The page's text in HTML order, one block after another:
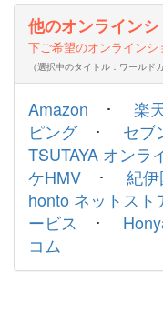
他のオンラインシ
下ご希望のオンラインシ
（選択中のタイトル：ワールド
Amazon ･ 楽
ピング･ セブ
TSUTAYA オンラ
ケHMV ･ 紀
honto ネットスト
ービス ･
コム